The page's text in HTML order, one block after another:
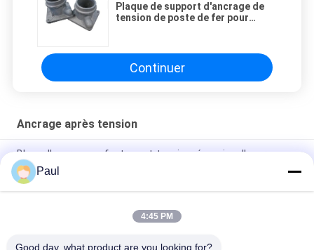
Plaque de support d'ancrage de
tension de poste de fer pour
Continuer
Ancrage après tension
Blocs d'ancrage en fonte post-tensionnés, coins d'ancrage,
pinces pour torons, ancrages plats
Cales et barillets d'ancrage pour câbles de torons
Paul
4:45 PM
Good day, what product are you looking for?